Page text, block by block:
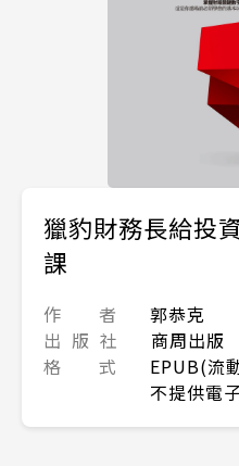
獵豹財務長給投
課
作 者
郭恭克
出 版 社
商周出版
格 式
EPUB(流
不提供電